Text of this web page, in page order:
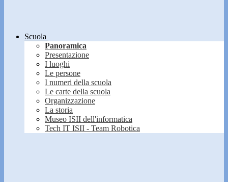
Scuola
Panoramica
Presentazione
I luoghi
Le persone
I numeri della scuola
Le carte della scuola
Organizzazione
La storia
Museo ISII dell'informatica
Tech IT ISII - Team Robotica